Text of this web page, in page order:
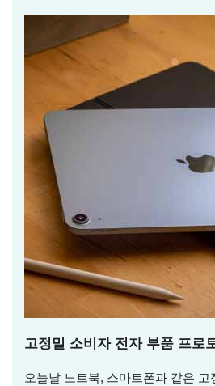
고정밀 소비자 전자 부품 프로
오늘날 노트북, 스마트폰과 같은